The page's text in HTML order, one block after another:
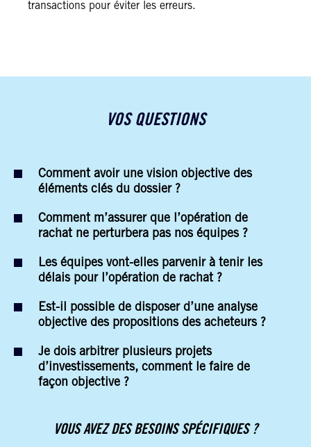
transactions pour éviter les erreurs.
VOS QUESTIONS
Comment avoir une vision objective des
éléments clés du dossier ?
Comment m’assurer que l’opération de
rachat ne perturbera pas nos équipes ?
Les équipes vont-elles parvenir à tenir les
délais pour l’opération de rachat ?
Est-il possible de disposer d’une analyse
objective des propositions des acheteurs ?
Je dois arbitrer plusieurs projets
d’investissements, comment le faire de
façon objective ?
VOUS AVEZ DES BESOINS SPÉCIFIQUES ?